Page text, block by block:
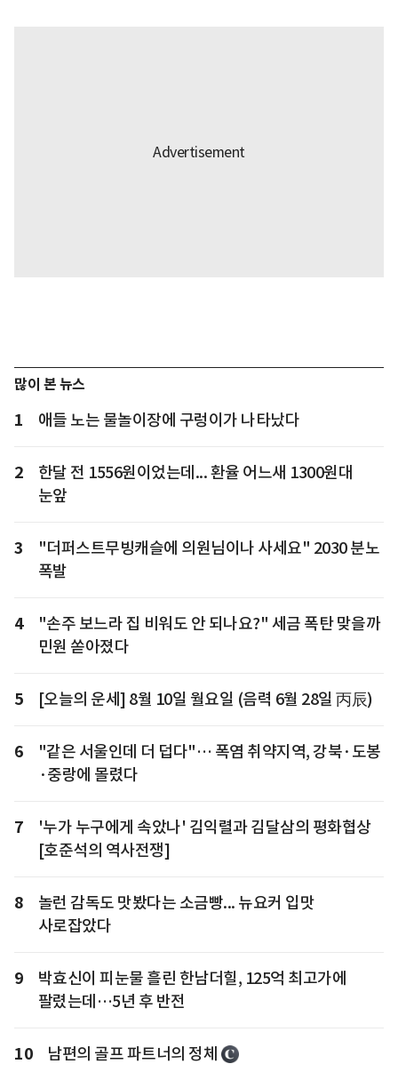
많이 본 뉴스
1 애들 노는 물놀이장에 구렁이가 나타났다
2
한달 전 1556원이었는데... 환율 어느새 1300원대
눈앞
3
"더퍼스트무빙캐슬에 의원님이나 사세요" 2030 분노
폭발
4
"손주 보느라 집 비워도 안 되나요?" 세금 폭탄 맞을까
민원 쏟아졌다
5 [오늘의 운세] 8월 10일 월요일 (음력 6월 28일 丙辰)
6
"같은 서울인데 더 덥다"… 폭염 취약지역, 강북·도봉
·중랑에 몰렸다
7
'누가 누구에게 속았나' 김익렬과 김달삼의 평화협상
[호준석의 역사전쟁]
8
놀런 감독도 맛봤다는 소금빵... 뉴요커 입맛
사로잡았다
9
박효신이 피눈물 흘린 한남더힐, 125억 최고가에
팔렸는데…5년 후 반전
10 남편의 골프 파트너의 정체